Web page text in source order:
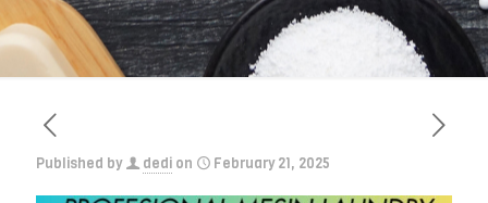
Published by dedi on February 21, 2025